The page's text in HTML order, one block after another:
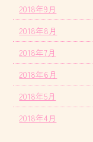
2018年9月
2018年8月
2018年7月
2018年6月
2018年5月
2018年4月